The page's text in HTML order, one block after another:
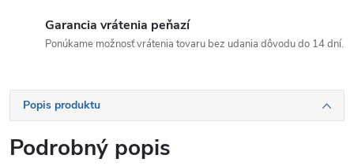
Garancia vrátenia peňazí
Ponúkame možnosť vrátenia tovaru bez udania dôvodu do 14 dní.
Popis produktu
Podrobný popis